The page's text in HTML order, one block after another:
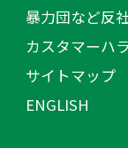
暴力団など反
カスタマーハ
サイトマップ
ENGLISH